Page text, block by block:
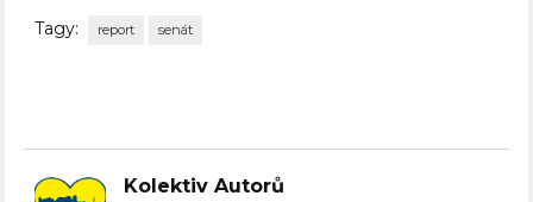
Tagy: report senát
Kolektiv Autorů